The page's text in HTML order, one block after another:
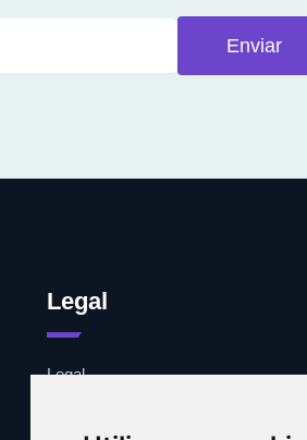
Enviar
Legal
Legal